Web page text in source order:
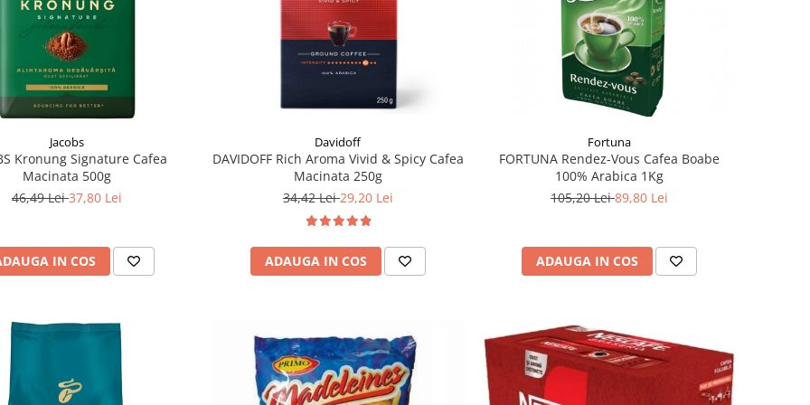
Jacobs
Kronung Signature Cafea
Macinata 500g
46,49 Lei37,80 Lei
IN COS
Davidoff
DAVIDOFF Rich Aroma Vivid & Spicy Cafea
Macinata 250g
34,42 Lei29,20 Lei
ADAUGA IN COS
Fortuna
FORTUNA Rendez-Vous Cafea Boabe
100% Arabica 1Kg
105,20 Lei89,80 Lei
ADAUGA IN COS